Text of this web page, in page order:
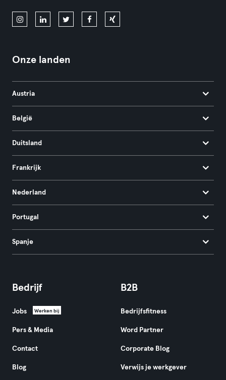
Onze landen
Austria
België
Duitsland
Frankrijk
Nederland
Portugal
Spanje
Bedrijf
Jobs Werken bij
Pers & Media
Contact
Blog
B2B
Bedrijfsfitness
Word Partner
Corporate Blog
Verwijs je werkgever